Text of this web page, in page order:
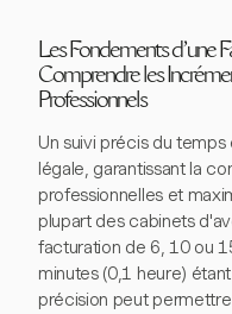
Les Fondements d'une
Comprendre les
Professionnels
Un suivi précis du
légale, garantissant la
professionnelles et
plupart des cabinets
facturation de 6, 10 ou
minutes (0,1 heure)
précision peut